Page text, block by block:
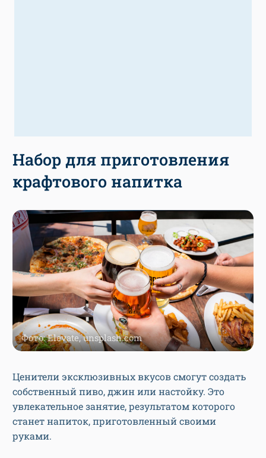
Набор для приготовления
крафтового напитка
Фото: Elevate, unsplash.com
Ценители эксклюзивных вкусов смогут создать
собственный пиво, джин или настойку. Это
увлекательное занятие, результатом которого
станет напиток, приготовленный своими
руками.